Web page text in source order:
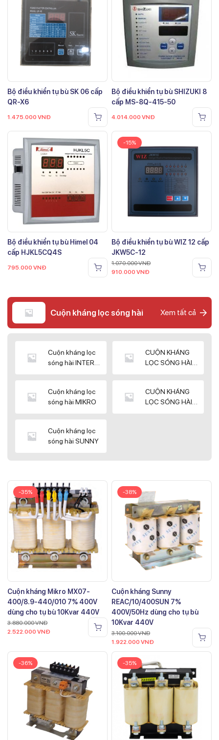
Bộ điều khiển tụ bù SK 06 cấp
QR-X6
1.475.000 VNĐ
Bộ điều khiển tụ bù SHIZUKI 8
cấp MS-8Q-415-50
4.014.000 VNĐ
Bộ điều khiển tụ bù Himel 04
cấp HJKL5CQ4S
795.000 VNĐ
-15%
Bộ điều khiển tụ bù WIZ 12 cấp
JKW5C-12
1.070.000VNĐ
910.000 VNĐ
Cuộn kháng lọc sóng hài Xem tất cả
Cuộn kháng lọc
sóng hài INTER
CUỘN KHÁNG
LỌC SÓNG HÀI
Cuộn kháng lọc
sóng hài MIKRO
CUỘN KHÁNG
LỌC SÓNG HÀI
Cuộn kháng lọc
sóng hài SUNNY
-35%
Cuộn kháng Mikro MX07-
400/8.9-440/010 7% 400V
dùng cho tụ bù 10Kvar 440V
3.880.000VNĐ
2.522.000 VNĐ
-38%
Cuộn kháng Sunny
REAC/10/400SUN 7%
400V/50Hz dùng cho tụ bù
10Kvar 440V
3.100.000VNĐ
1.922.000 VNĐ
-36% -35%